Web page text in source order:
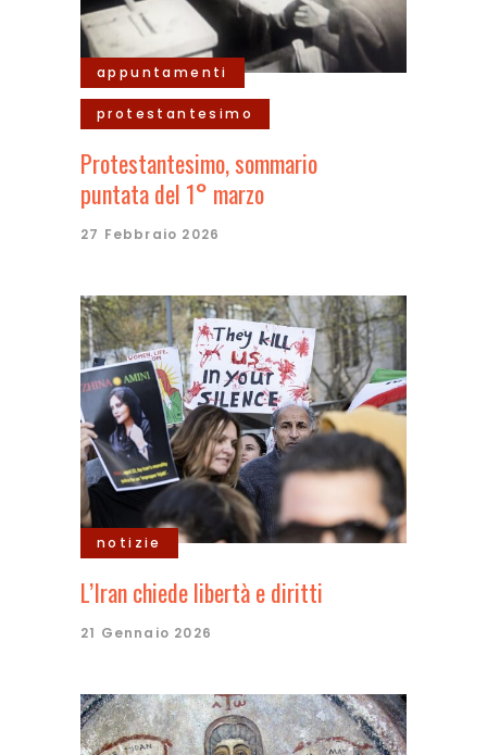
appuntamenti
protestantesimo
Protestantesimo, sommario
puntata del 1° marzo
27 Febbraio 2026
notizie
L’Iran chiede libertà e diritti
21 Gennaio 2026